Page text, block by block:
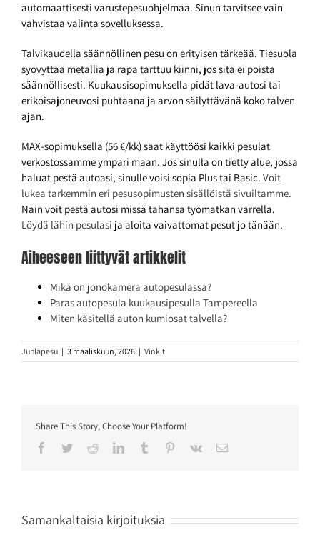
automaattisesti varustepesuohjelmaa. Sinun tarvitsee vain
vahvistaa valinta sovelluksessa.
Talvikaudella säännöllinen pesu on erityisen tärkeää. Tiesuola
syövyttää metallia ja rapa tarttuu kiinni, jos sitä ei poista
säännöllisesti. Kuukausisopimuksella pidät lava-autosi tai
erikoisajoneuvosi puhtaana ja arvon säilyttävänä koko talven
ajan.
MAX-sopimuksella (56 €/kk) saat käyttöösi kaikki pesulat
verkostossamme ympäri maan. Jos sinulla on tietty alue, jossa
haluat pestä autoasi, sinulle voisi sopia Plus tai Basic. Voit
lukea tarkemmin eri pesusopimusten sisällöistä sivuiltamme.
Näin voit pestä autosi missä tahansa työmatkan varrella.
Löydä lähin pesulasi ja aloita vaivattomat pesut jo tänään.
Aiheeseen liittyvät artikkelit
Mikä on jonokamera autopesulassa?
Paras autopesula kuukausipesulla Tampereella
Miten käsitellä auton kumiosat talvella?
Juhlapesu | 3 maaliskuun, 2026 | Vinkit
Share This Story, Choose Your Platform!
Facebook
TwitterRedditLinkedInTumblr Pinterest
Vk Sähköposti
Samankaltaisia kirjoituksia